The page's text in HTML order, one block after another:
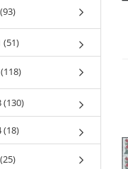
(51)
(130)
(18)